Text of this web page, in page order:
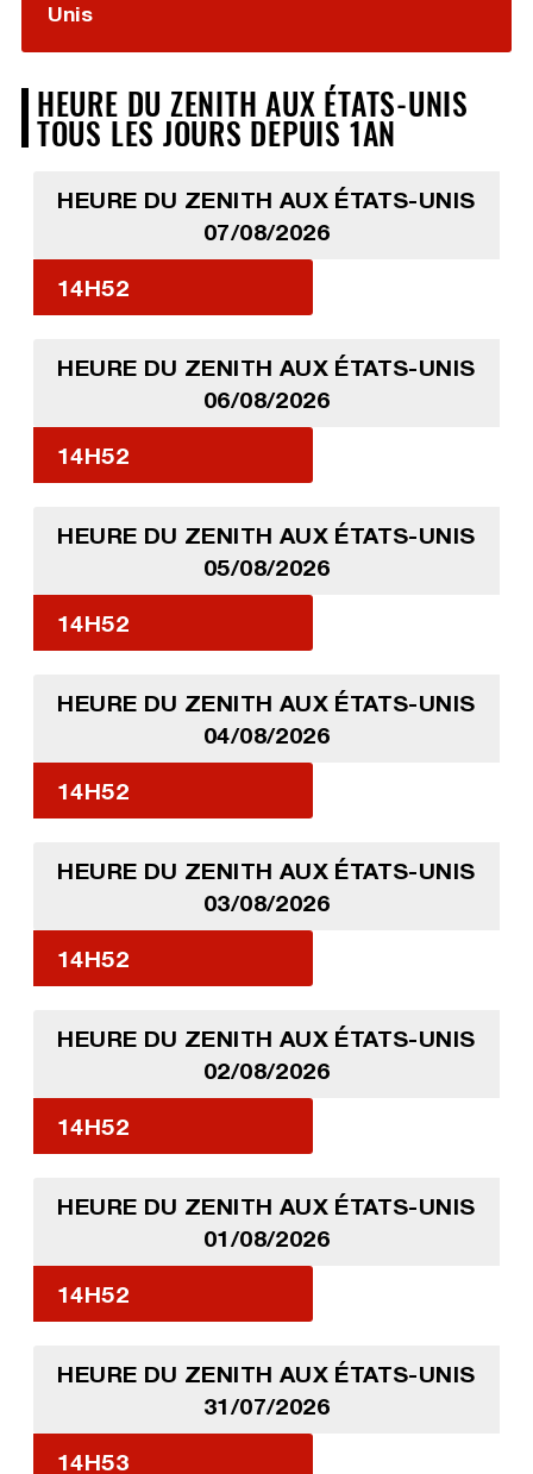
Unis
HEURE DU ZENITH AUX ÉTATS-UNIS
TOUS LES JOURS DEPUIS 1AN
HEURE DU ZENITH AUX ÉTATS-UNIS
07/08/2026
14H52
HEURE DU ZENITH AUX ÉTATS-UNIS
06/08/2026
14H52
HEURE DU ZENITH AUX ÉTATS-UNIS
05/08/2026
14H52
HEURE DU ZENITH AUX ÉTATS-UNIS
04/08/2026
14H52
HEURE DU ZENITH AUX ÉTATS-UNIS
03/08/2026
14H52
HEURE DU ZENITH AUX ÉTATS-UNIS
02/08/2026
14H52
HEURE DU ZENITH AUX ÉTATS-UNIS
01/08/2026
14H52
HEURE DU ZENITH AUX ÉTATS-UNIS
31/07/2026
14H53